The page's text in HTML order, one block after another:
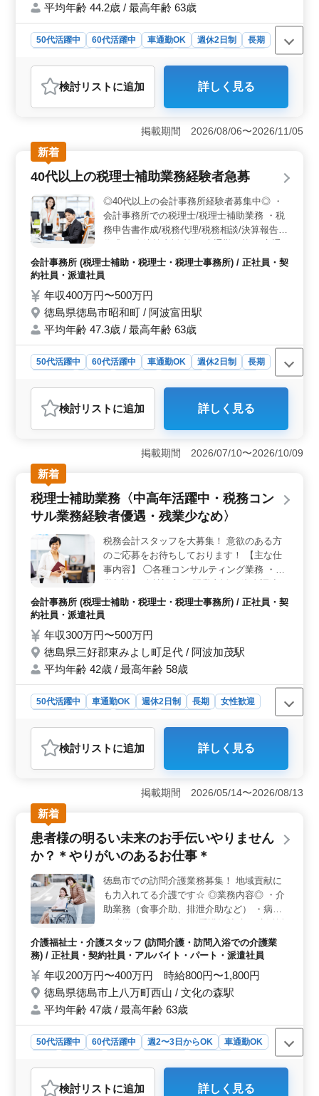
◎1級土木施工管理技士資格必須になります
経験者の方ご応募お待ちしております！
平均年齢 44.2歳 / 最高年齢 63歳
50代活躍中 60代活躍中 車通勤OK 週休2日制
長期
おすすめポイント
＜安定した働き方と豊かなプライベート＞ この求人
は、中高年の方々が歓迎される環境を提供しています。
土日休みの週休2日制で、仕事とプライベートをバランス
よく充実させることができます。さらに、車通勤や寮・
社宅の完備など、快適な環境が整っています。 ＜発
注者支援業務の経験者を積極募集＞ この企業では、発
注者支援業務の経験者を積極的に募集しています。土木
施工管理やCAD操作などの経験をお持ちの方々が、さま
ざまな業務に携わることができます。 ＜四国エリア
での案件あり＞ この企業は四国エリア全域に案件があ
り、地域社会に貢献する仕事に携わることができます。
技術士やRCCMの資格を持つ方々も歓迎されており、専
門性の高い仕事に挑戦するチャンスがあります。
検討リスト に追加 詳しく見る
掲載期間 2026/08/06〜2026/11/05
新着
40代以上の税理士補助業務経験者急募
◎40代以上の会計事務所経験者募集中◎ ・
会計事務所での税理士/税理士補助業務 ・税
務申告書作成/税務代理/税務相談/決算報告書
費全額支給 ・完全週休2日制 ◎40代以上で
即日勤務できる方で税理士資格有資格者急募
会計事務所 (税理士補助・税理士・税理士事務所) / 正社員・契
約社員・派遣社員
年収400万円〜500万円
徳島県徳島市昭和町 / 阿波富田駅
平均年齢 47.3歳 / 最高年齢 63歳
50代活躍中 60代活躍中 車通勤OK 週休2日制
長期
おすすめポイント
＜経験者急募＞ 税理士補助業務において、5年以上の経
験を持つ40代以上の方々を迅速に募集しています。即日
勤務可能な方を特に歓迎し、安定した雇用形態で長期間
働ける環境を整えています。 ＜資格要件＞ 日商簿
記2級以上の資格をお持ちの方が求められます。また普通
自動車運転免許も必須ですが、車通勤が可能であり、交
通費は全額支給されます。これにより、通勤の負担を最
小限に抑えられます。 ＜魅力的な条件＞ 徳島県徳
島市昭和町に位置する会計事務所での勤務が可能です。
年収は400万円から500万円となっており、安定した給与
水準が見込めます。さらに、完全週休2日制を採用してお
り、充実したプライベートライフを確保できます。
検討リスト に追加 詳しく見る
掲載期間 2026/07/10〜2026/10/09
新着
税理士補助業務〈中高年活躍中・税務コン
サル業務経験者優遇・残業少なめ〉
税務会計スタッフを大募集！ 意欲のある方
のご応募をお待ちしております！ 【主な仕
事内容】 ◯各種コンサルティング業務 ・経
・経営計画 ＊顧問先の担当経験、外勤業務
経験者優遇 ☆50代以上のシニア世代が活躍
非ご応募下さい☆
会計事務所 (税理士補助・税理士・税理士事務所) / 正社員・契
約社員・派遣社員
年収300万円〜500万円
徳島県三好郡東みよし町足代 / 阿波加茂駅
平均年齢 42歳 / 最高年齢 58歳
50代活躍中 車通勤OK 週休2日制 長期
女性歓迎
おすすめポイント
＜働く環境＞ 当事務所は、中高年が活躍する熟練者向
けの職場環境です。経験豊富な方を重視し、スキルや知
識を存分に活かせる場を提供しています。また、残業が
少なめで、ワークライフバランスを重視しています。阿
波加茂駅から近く、車通勤も可能で、通勤のストレスを
軽減できます。 ＜業務内容＞ 税理士補助業務の他
に、経営コンサルティング業務も担当します。経験者を
優遇し、外勤業務経験者は歓迎されます。ベテランシニ
アが活躍する環境で、意欲的な方を歓迎していま
す。 ＜福利厚生＞ 雇用・労災・健康・厚生など、
充実した福利厚生が整っています。通勤手当は全額支給
され、働く方々の負担を軽減します。さらに、年2回の賞
与もあり、働きがいを感じながら長く働ける環境が整っ
検討リスト に追加 詳しく見る
掲載期間 2026/05/14〜2026/08/13
新着
患者様の明るい未来のお手伝いやりません
か？＊やりがいのあるお仕事＊
徳島市での訪問介護業務募集！ 地域貢献に
も力入れてる介護です☆ ◎業務内容◎ ・介
助業務（食事介助、排泄介助など） ・病室
助 ・移動介助 ・入居者の健康管理 ・身体機
能の維持・回復サポート ・介護記録作成 ・
保険完備 年齢より経験重視です◎ まずは、
お気軽にお問い合わせください♩
介護福祉士・介護スタッフ (訪問介護・訪問入浴での介護業
務) / 正社員・契約社員・アルバイト・パート・派遣社員
年収200万円〜400万円 時給800円〜1,800円
徳島県徳島市上八万町西山 / 文化の森駅
平均年齢 47歳 / 最高年齢 63歳
50代活躍中 60代活躍中 週2〜3日からOK
車通勤OK
介護福祉士・介護スタッフ
検討リスト に追加 詳しく見る